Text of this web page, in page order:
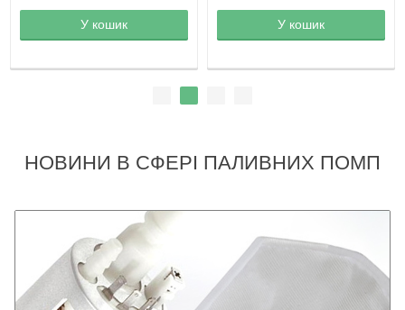
Товар в корзине
У кошик Товар в корзине
У кошик
НОВИНИ В СФЕРІ ПАЛИВНИХ ПОМП